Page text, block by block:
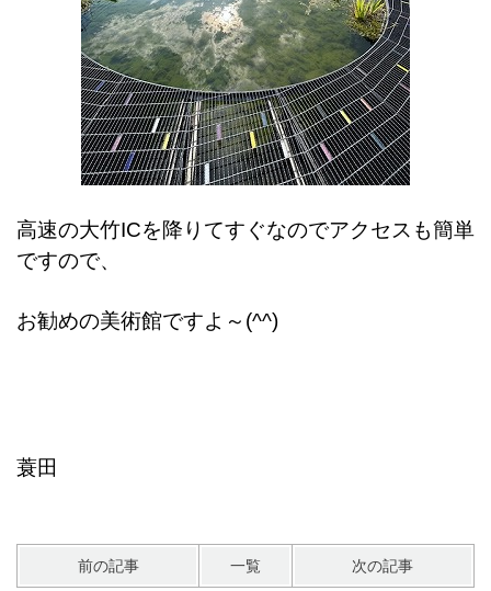
高速の大竹ICを降りてすぐなのでアクセスも簡単
ですので、
お勧めの美術館ですよ～(^^)
蓑田
前の記事 一覧 次の記事